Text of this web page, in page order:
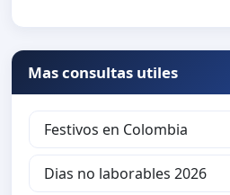
Mas consultas utiles
Festivos en Colombia
Dias no laborables 2026